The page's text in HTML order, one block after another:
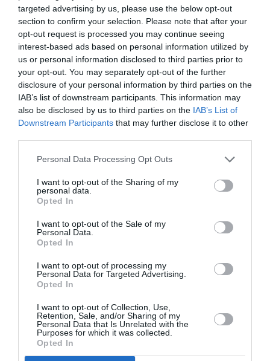
targeted advertising by us, please use the below opt-out
section to confirm your selection. Please note that after your
opt-out request is processed you may continue seeing
interest-based ads based on personal information utilized by
us or personal information disclosed to third parties prior to
your opt-out. You may separately opt-out of the further
disclosure of your personal information by third parties on the
IAB’s list of downstream participants. This information may
also be disclosed by us to third parties on the IAB’s List of
Downstream Participants that may further disclose it to other
Personal Data Processing Opt Outs
I want to opt-out of the Sharing of my
personal data.
Opted In
I want to opt-out of the Sale of my
Personal Data.
Opted In
I want to opt-out of processing my
Personal Data for Targeted Advertising.
Opted In
I want to opt-out of Collection, Use,
Retention, Sale, and/or Sharing of my
Personal Data that Is Unrelated with the
Purposes for which it was collected.
Opted In
reavteirs PW 1100??
RÉPONDRE
Vincenta commenté :
14 mai 2026 - 14 h 47 min
J’espère qu’elle a plus de toilettes que sur les a321xlr d’Iberia
car c’est une vrai cata!
Pierrea commenté :
14 mai 2026 - 16 h 54 min
A voir comment Wizz air passera le cap de l’augmentation
Le modele reste fragile …